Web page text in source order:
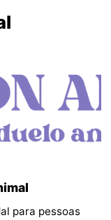
para pessoas